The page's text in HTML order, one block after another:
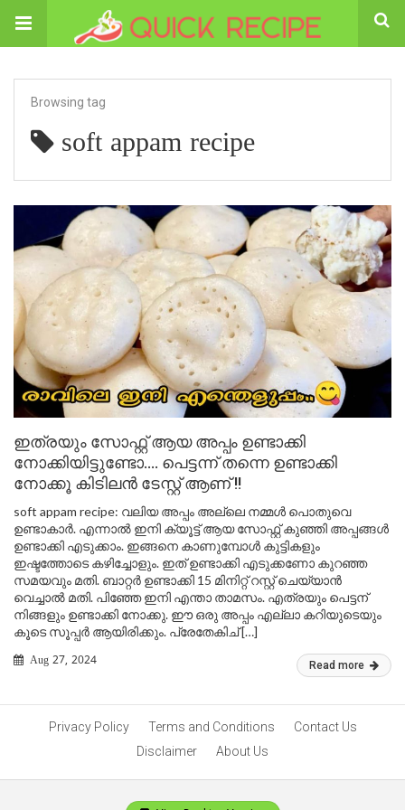
Browsing tag
soft appam recipe
ഇത്രയും സോഫ്റ്റ്‌ ആയ അപ്പം ഉണ്ടാക്കി
നോക്കിയിട്ടുണ്ടോ…. പെട്ടന്ന് തന്നെ ഉണ്ടാക്കി
നോക്കൂ കിടിലൻ ടേസ്റ്റ് ആണ് !!
soft appam recipe: വലിയ അപ്പം അല്ലെ നമ്മൾ പൊതുവെ
ഉണ്ടാകാർ. എന്നാൽ ഇനി ക്യൂട്ട് ആയ സോഫ്റ്റ്‌ കുഞ്ഞി അപ്പങ്ങൾ
ഉണ്ടാക്കി എടുക്കാം. ഇങ്ങനെ കാണുമ്പോൾ കുട്ടികളും
ഇഷ്ടത്തോടെ കഴിച്ചോളും. ഇത് ഉണ്ടാക്കി എടുക്കണോ കുറഞ്ഞ
സമയവും മതി. ബാറ്റർ ഉണ്ടാക്കി 15 മിനിറ്റ് റസ്റ്റ്‌ ചെയ്യാൻ
വെച്ചാൽ മതി. പിഞ്ഞേ ഇനി എന്താ താമസം. എത്രയും പെട്ടന്
നിങ്ങളും ഉണ്ടാക്കി നോക്കു. ഈ ഒരു അപ്പം എല്ലാ കറിയുടെയും
കൂടെ സൂപ്പർ ആയിരിക്കും. പ്രേതേകിച് […]
Aug 27, 2024 Read more
Privacy Policy Terms and Conditions
Contact Us
Disclaimer
About Us